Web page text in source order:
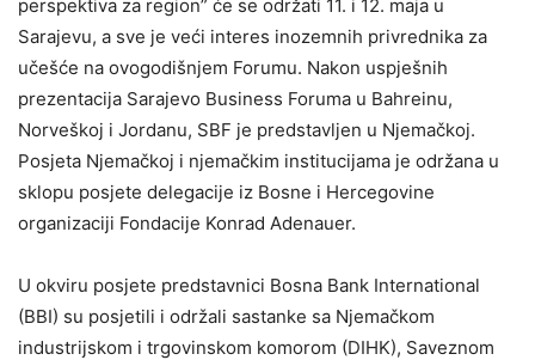
perspektiva za region” će se održati 11. i 12. maja u
Sarajevu, a sve je veći interes inozemnih privrednika za
učešće na ovogodišnjem Forumu. Nakon uspješnih
prezentacija Sarajevo Business Foruma u Bahreinu,
Norveškoj i Jordanu, SBF je predstavljen u Njemačkoj.
Posjeta Njemačkoj i njemačkim institucijama je održana u
sklopu posjete delegacije iz Bosne i Hercegovine
organizaciji Fondacije Konrad Adenauer.
U okviru posjete predstavnici Bosna Bank International
(BBI) su posjetili i održali sastanke sa Njemačkom
industrijskom i trgovinskom komorom (DIHK), Saveznom